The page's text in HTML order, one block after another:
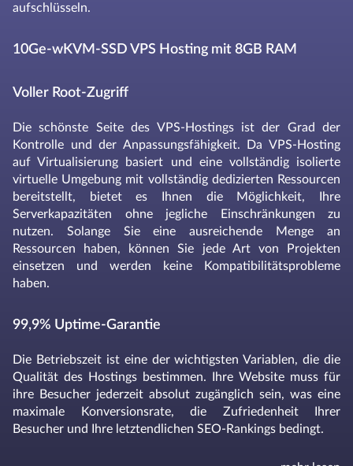
aufschlüsseln.
10Ge-wKVM-SSD VPS Hosting mit 8GB RAM
Voller Root-Zugriff
Die schönste Seite des VPS-Hostings ist der Grad der
Kontrolle und der Anpassungsfähigkeit. Da VPS-Hosting
auf Virtualisierung basiert und eine vollständig isolierte
virtuelle Umgebung mit vollständig dedizierten Ressourcen
bereitstellt, bietet es Ihnen die Möglichkeit, Ihre
Serverkapazitäten ohne jegliche Einschränkungen zu
nutzen. Solange Sie eine ausreichende Menge an
Ressourcen haben, können Sie jede Art von Projekten
einsetzen und werden keine Kompatibilitätsprobleme
haben.
99,9% Uptime-Garantie
Die Betriebszeit ist eine der wichtigsten Variablen, die die
Qualität des Hostings bestimmen. Ihre Website muss für
ihre Besucher jederzeit absolut zugänglich sein, was eine
maximale Konversionsrate, die Zufriedenheit Ihrer
Besucher und Ihre letztendlichen SEO-Rankings bedingt.
sicherzustellen, dass Ihre Website praktisch immer